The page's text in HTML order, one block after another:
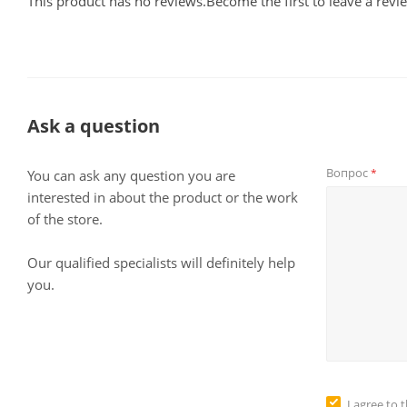
Ask a question
You can ask any question you are
interested in about the product or the work
of the store.
Our qualified specialists will definitely help
you.
Вопрос*